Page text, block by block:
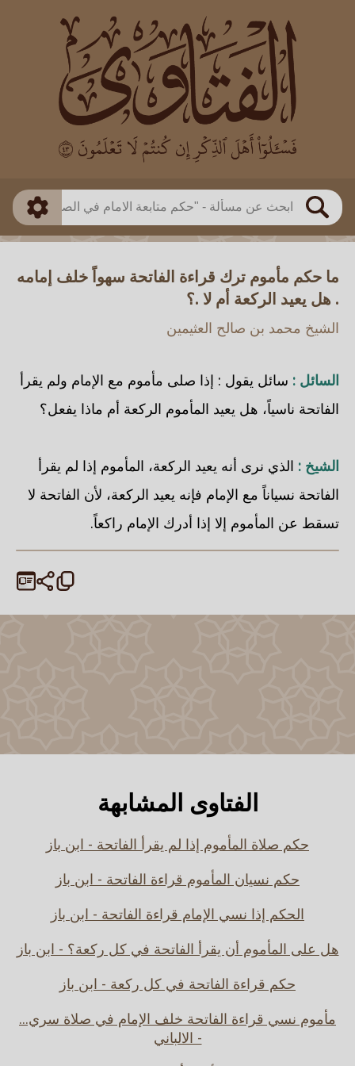
بحث
العالم
بن باز
بن العثيمين
اللجنة الدائمة
طريقة البحث
ذكي
ما حكم مأموم ترك قراءة الفاتحة سهواً خلف إمامه
. هل يعيد الركعة أم لا .؟
الشيخ محمد بن صالح العثيمين
السائل : سائل يقول : إذا صلى مأموم مع الإمام ولم يقرأ
الفاتحة ناسياً، هل يعيد المأموم الركعة أم ماذا يفعل؟
الشيخ : الذي نرى أنه يعيد الركعة، المأموم إذا لم يقرأ
الفاتحة نسياناً مع الإمام فإنه يعيد الركعة، لأن الفاتحة لا
تسقط عن المأموم إلا إذا أدرك الإمام راكعاً.
الفتاوى المشابهة
حكم صلاة المأموم إذا لم يقرأ الفاتحة - ابن باز
حكم نسيان المأموم قراءة الفاتحة - ابن باز
الحكم إذا نسي الإمام قراءة الفاتحة - ابن باز
هل على المأموم أن يقرأ الفاتحة في كل ركعة؟ - ابن باز
حكم قراءة الفاتحة في كل ركعة - ابن باز
مأموم نسي قراءة الفاتحة خلف الإمام في صلاة سري...
- الالباني